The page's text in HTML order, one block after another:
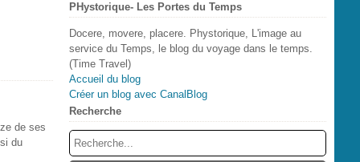
de ses
du
PHystorique- Les Portes du Temps
Docere, movere, placere. Phystorique, L'image au
service du Temps, le blog du voyage dans le temps.
(Time Travel)
Accueil du blog
Créer un blog avec CanalBlog
Recherche